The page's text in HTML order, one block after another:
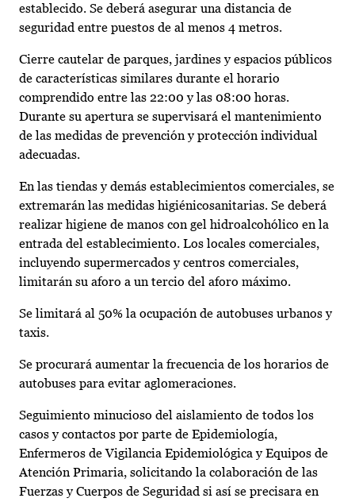
establecido. Se deberá asegurar una distancia de
seguridad entre puestos de al menos 4 metros.
Cierre cautelar de parques, jardines y espacios públicos
de características similares durante el horario
comprendido entre las 22:00 y las 08:00 horas.
Durante su apertura se supervisará el mantenimiento
de las medidas de prevención y protección individual
adecuadas.
En las tiendas y demás establecimientos comerciales, se
extremarán las medidas higiénicosanitarias. Se deberá
realizar higiene de manos con gel hidroalcohólico en la
entrada del establecimiento. Los locales comerciales,
incluyendo supermercados y centros comerciales,
limitarán su aforo a un tercio del aforo máximo.
Se limitará al 50% la ocupación de autobuses urbanos y
taxis.
Se procurará aumentar la frecuencia de los horarios de
autobuses para evitar aglomeraciones.
Seguimiento minucioso del aislamiento de todos los
casos y contactos por parte de Epidemiología,
Enfermeros de Vigilancia Epidemiológica y Equipos de
Atención Primaria, solicitando la colaboración de las
Fuerzas y Cuerpos de Seguridad si así se precisara en